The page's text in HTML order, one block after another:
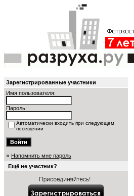
Зарегистрированные участники
Имя пользователя:
Пароль:
Автоматически входить при следующем
посещении
» Напомнить мне пароль
Ещё не участник?